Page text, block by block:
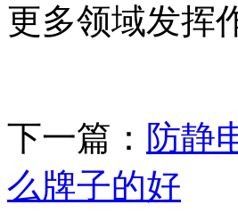
更多领域发挥
下一篇： 防静
么牌子的好